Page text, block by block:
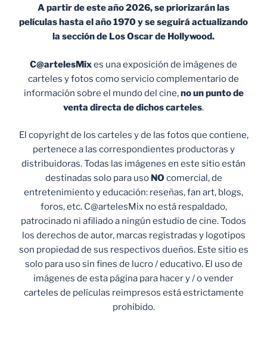
A partir de este año 2026, se priorizarán las
películas hasta el año 1970 y se seguirá actualizando
la sección de Los Oscar de Hollywood.
C@artelesMixes una exposición de imágenes de
carteles y fotos como servicio complementario de
información sobre el mundo del cine,no un punto de
venta directa de dichos carteles.
El copyright de los carteles y de las fotos que contiene,
pertenece a las correspondientes productoras y
distribuidoras. Todas las imágenes en este sitio están
destinadas solo para uso NO comercial, de
entretenimiento y educación: reseñas, fan art, blogs,
foros, etc. C@artelesMix no está respaldado,
patrocinado ni afiliado a ningún estudio de cine. Todos
los derechos de autor, marcas registradas y logotipos
son propiedad de sus respectivos dueños. Este sitio es
solo para uso sin fines de lucro / educativo. El uso de
imágenes de esta página para hacer y / o vender
carteles de películas reimpresos está estrictamente
prohibido.